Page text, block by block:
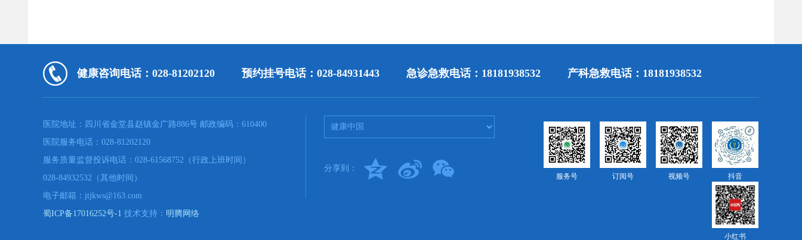
健康咨询电话：028-81202120 预约挂号电话：028-84931443 急诊急救电话：18181938532 产科急救电话：18181938532
医院地址：四川省金堂县赵镇金广路886号 邮政编码：610400
医院服务电话：028-81202120
服务质量监督投诉电话：028-61568752（行政上班时间）
028-84932532（其他时间）
电子邮箱：jtjkws@163.com
蜀ICP备17016252号-1 技术支持： 明腾网络
分享到：
服务号 订阅号 视频号 抖音
小红书